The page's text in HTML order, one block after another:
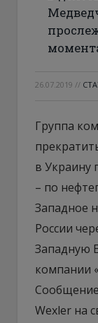
26.07.2019 //
Группа
в Украину
– по
Западное
России
Западную
компании
Wexler на